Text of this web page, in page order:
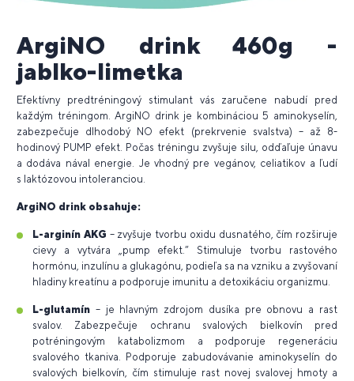
ArgiNO drink 460g -
jablko-limetka
Efektívny predtréningový stimulant vás zaručene nabudí pred
každým tréningom. ArgiNO drink je kombináciou 5 aminokyselín,
zabezpečuje dlhodobý NO efekt (prekrvenie svalstva) – až 8-
hodinový PUMP efekt. Počas tréningu zvyšuje silu, odďaľuje únavu
a dodáva nával energie. Je vhodný pre vegánov, celiatikov a ľudí
s laktózovou intoleranciou.
ArgiNO drink obsahuje:
L-arginín AKG – zvyšuje tvorbu oxidu dusnatého, čím rozširuje
cievy a vytvára „pump efekt.“ Stimuluje tvorbu rastového
hormónu, inzulínu a glukagónu, podieľa sa na vzniku a zvyšovaní
hladiny kreatínu a podporuje imunitu a detoxikáciu organizmu.
L-glutamín – je hlavným zdrojom dusíka pre obnovu a rast
svalov. Zabezpečuje ochranu svalových bielkovín pred
potréningovým katabolizmom a podporuje regeneráciu
svalového tkaniva. Podporuje zabudovávanie aminokyselín do
svalových bielkovín, čím stimuluje rast novej svalovej hmoty a